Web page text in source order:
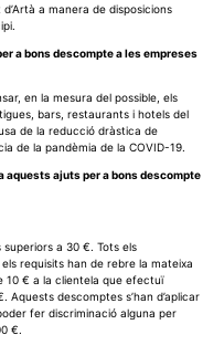
a manera de disposicions
a bons descompte a les empreses
en la mesura del possible, els
bars, restaurants i hotels del
de la reducció dràstica de
de la pandèmia de la COVID-19.
aquests ajuts per a bons descompte
superiors a 30 €. Tots els
requisits han de rebre la mateixa
10 € a la clientela que efectuï
descomptes s’han d’aplicar
fer discriminació alguna per
€.